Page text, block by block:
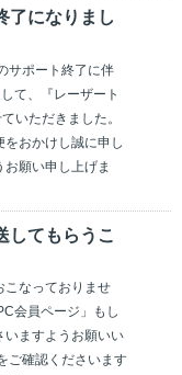
了になりまし
サポート終了に伴
て、『レーザート
いただきました。
おかけし誠に申し
願い申し上げま
してもらうこ
こなっておりませ
会員ページ」もし
いますようお願いい
ご確認くださいます